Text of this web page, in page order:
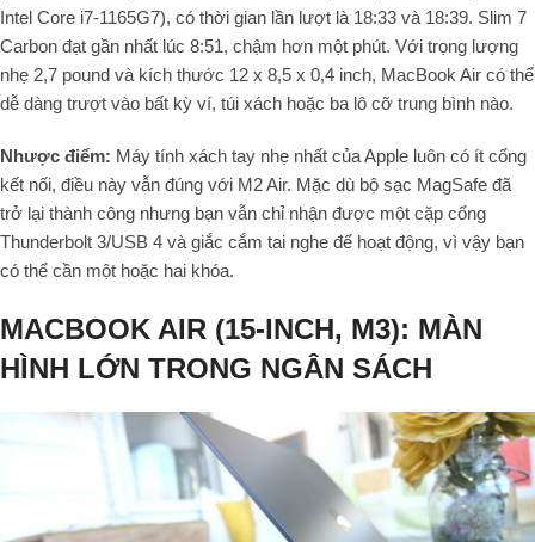
Intel Core i7-1165G7), có thời gian lần lượt là 18:33 và 18:39. Slim 7
Carbon đạt gần nhất lúc 8:51, chậm hơn một phút. Với trọng lượng
nhẹ 2,7 pound và kích thước 12 x 8,5 x 0,4 inch, MacBook Air có thể
dễ dàng trượt vào bất kỳ ví, túi xách hoặc ba lô cỡ trung bình nào.
Nhược điểm: Máy tính xách tay nhẹ nhất của Apple luôn có ít cổng
kết nối, điều này vẫn đúng với M2 Air. Mặc dù bộ sạc MagSafe đã
trở lại thành công nhưng bạn vẫn chỉ nhận được một cặp cổng
Thunderbolt 3/USB 4 và giắc cắm tai nghe để hoạt động, vì vậy bạn
có thể cần một hoặc hai khóa.
MACBOOK AIR (15-INCH, M3): MÀN
HÌNH LỚN TRONG NGÂN SÁCH